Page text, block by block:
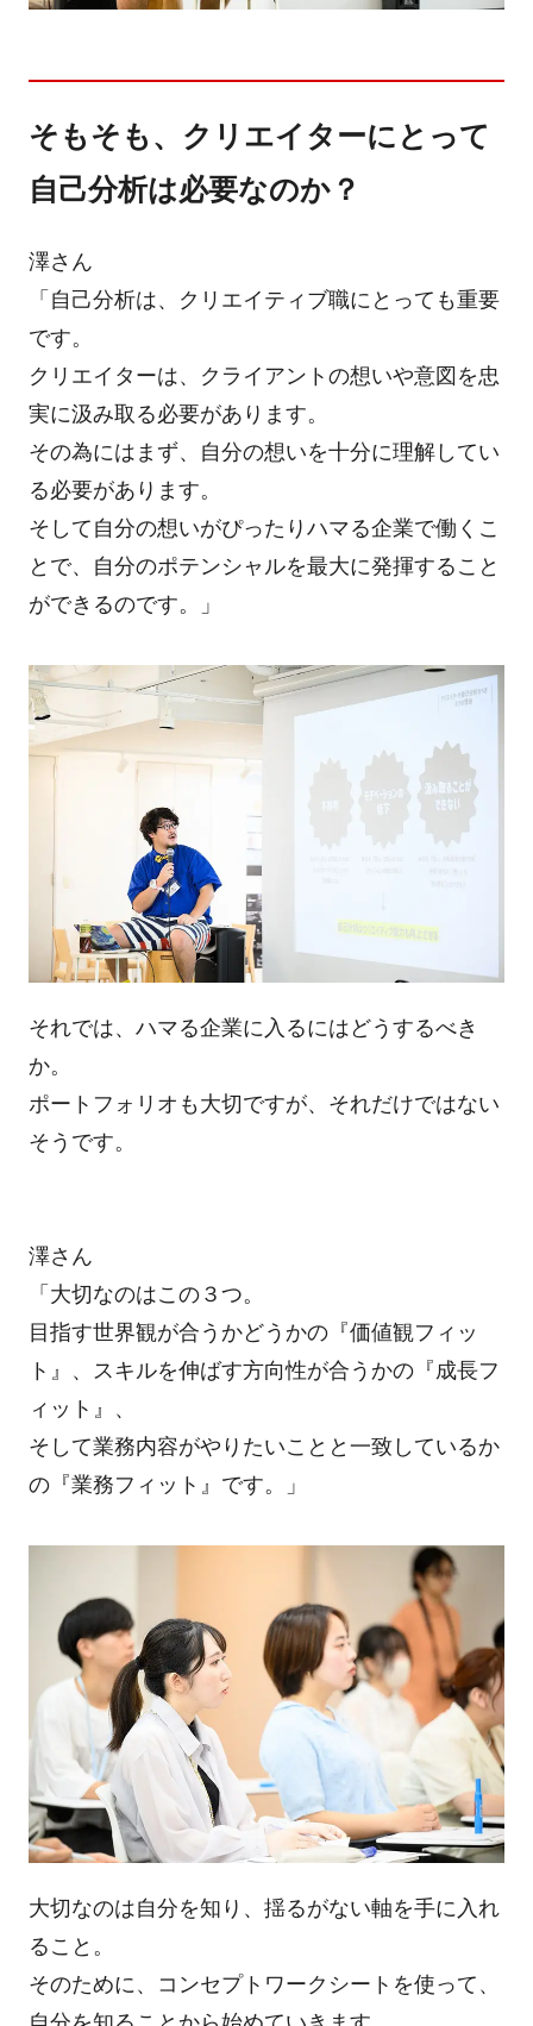
そもそも、クリエイターにとって
自己分析は必要なのか？
澤さん
「自己分析は、クリエイティブ職にとっても重要
です。
クリエイターは、クライアントの想いや意図を忠
実に汲み取る必要があります。
その為にはまず、自分の想いを十分に理解してい
る必要があります。
そして自分の想いがぴったりハマる企業で働くこ
とで、自分のポテンシャルを最大に発揮すること
ができるのです。」
それでは、ハマる企業に入るにはどうするべき
か。
ポートフォリオも大切ですが、それだけではない
そうです。
澤さん
「大切なのはこの３つ。
目指す世界観が合うかどうかの『価値観フィッ
ト』、スキルを伸ばす方向性が合うかの『成長フ
ィット』、
そして業務内容がやりたいことと一致しているか
の『業務フィット』です。」
大切なのは自分を知り、揺るがない軸を手に入れ
ること。
そのために、コンセプトワークシートを使って、